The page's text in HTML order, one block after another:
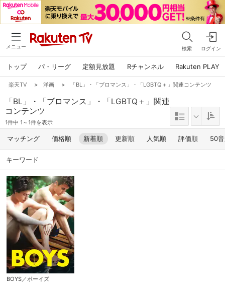
メニュー 検索 ログイン
トップ パ・リーグ 定額見放題 Rチャンネル Rakuten PLAY
楽天TV > 洋画 > 「BL」・「ブロマンス」・「LGBTQ＋」関連コンテンツ
「BL」・「ブロマンス」・「LGBTQ＋」関連
コンテンツ
1件中 1～1件を表示
マッチング 価格順 新着順 更新順 人気順 評価順 50
キーワード
BOYS／ボーイズ